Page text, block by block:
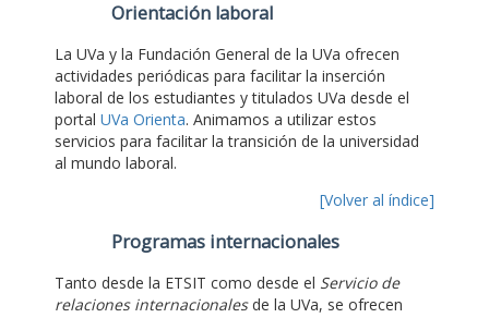
Orientación laboral
La UVa y la Fundación General de la UVa ofrecen
actividades periódicas para facilitar la inserción
laboral de los estudiantes y titulados UVa desde el
portal UVa Orienta. Animamos a utilizar estos
servicios para facilitar la transición de la universidad
al mundo laboral.
[Volver al índice]
Programas internacionales
Tanto desde la ETSIT como desde el Servicio de
relaciones internacionalesde la UVa, se ofrecen